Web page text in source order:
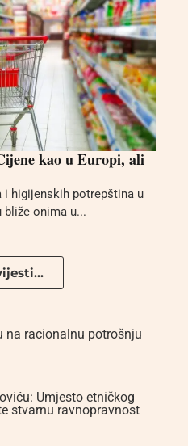
kao u Europi, ali
i higijenskih potrepština u
bliže onima u...
na racionalnu potrošnju
Umjesto etničkog
stvarnu ravnopravnost